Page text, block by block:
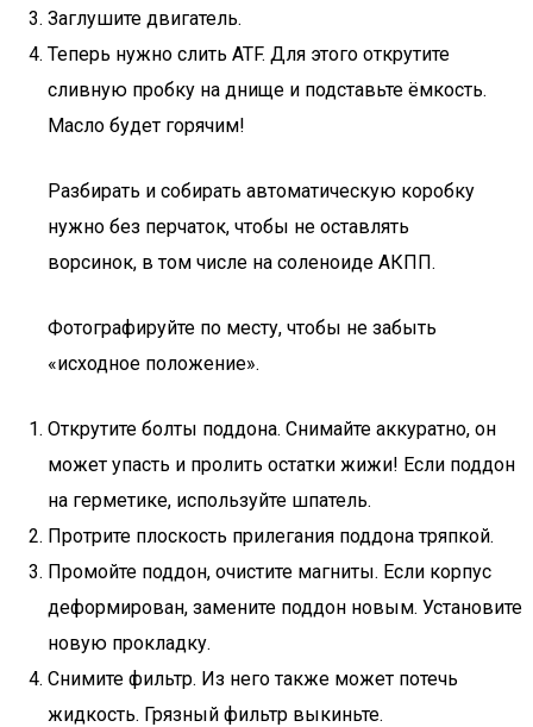
Заглушите двигатель.
Теперь нужно слить ATF. Для этого открутите
сливную пробку на днище и подставьте ёмкость.
Масло будет горячим!
Разбирать и собирать автоматическую коробку
нужно без перчаток, чтобы не оставлять
ворсинок, в том числе на соленоиде АКПП.
Фотографируйте по месту, чтобы не забыть
«исходное положение».
Открутите болты поддона. Снимайте аккуратно, он
может упасть и пролить остатки жижи! Если поддон
на герметике, используйте шпатель.
Протрите плоскость прилегания поддона тряпкой.
Промойте поддон, очистите магниты. Если корпус
деформирован, замените поддон новым. Установите
новую прокладку.
Снимите фильтр. Из него также может потечь
жидкость. Грязный фильтр выкиньте.